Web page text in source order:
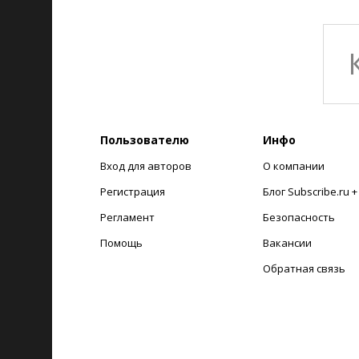
Пользователю
Вход для авторов
Регистрация
Регламент
Помощь
Инфо
О компании
Блог Subscribe.ru +
Безопасность
Вакансии
Обратная связь